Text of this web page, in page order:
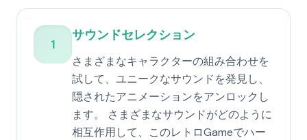
1
サウンドセレクション
さまざまなキャラクターの組み合わせを
試して、ユニークなサウンドを発見し、
隠されたアニメーションをアンロックし
ます。 さまざまなサウンドがどのように
相互作用して、このレトロGameでハー